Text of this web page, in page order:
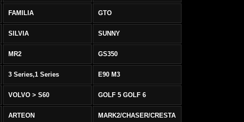
FAMILIA GTO
SILVIA SUNNY
MR2 GS350
3 Series,1 Series E90 M3
VOLVO > S60 GOLF 5 GOLF 6
ARTEON MARK2/CHASER/CRESTA